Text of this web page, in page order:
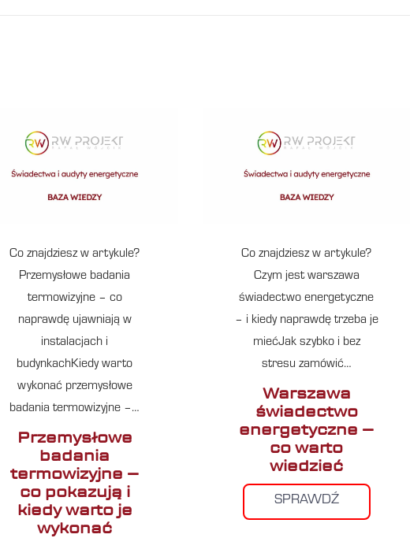
Co znajdziesz w artykule?
Przemysłowe badania
termowizyjne – co
naprawdę ujawniają w
instalacjach i
budynkachKiedy warto
wykonać przemysłowe
badania termowizyjne –…
Przemysłowe
badania
termowizyjne –
co pokazują i
kiedy warto je
wykonać
Co znajdziesz w artykule?
Czym jest warszawa
świadectwo energetyczne
– i kiedy naprawdę trzeba je
miećJak szybko i bez
stresu zamówić…
Warszawa
świadectwo
energetyczne –
co warto
wiedzieć
SPRAWDŹ